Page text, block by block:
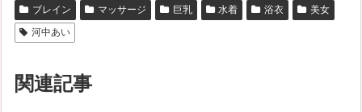
ブレイン
マッサージ 巨乳 水着 浴衣
美女
河中あい
関連記事